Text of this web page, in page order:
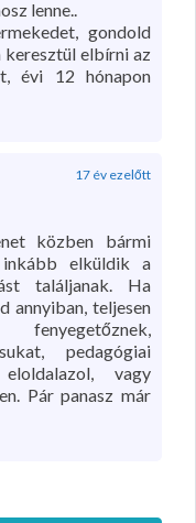
lenne..
gondold
keresztül elbírni az
évi 12 hónapon
17 év ezelőtt
közben bármi
elküldik a
találjanak. Ha
annyiban, teljesen
pedagógiai
vagy
Pár panasz már